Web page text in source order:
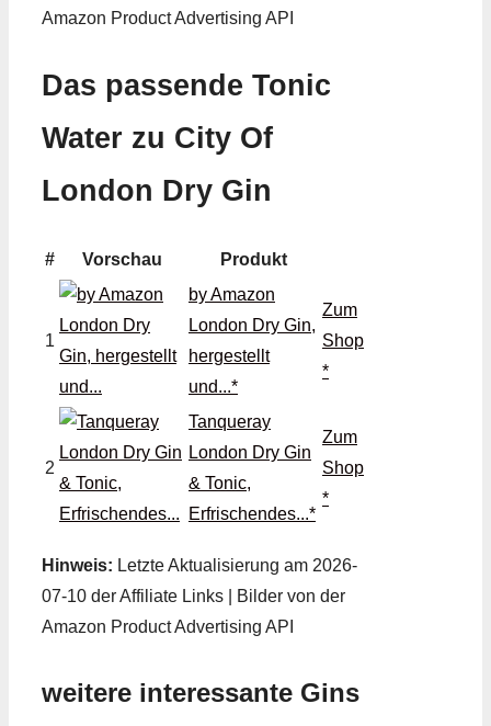
Amazon Product Advertising API
Das passende Tonic
Water zu City Of
London Dry Gin
# Vorschau Produkt
1
by Amazon
London Dry Gin,
hergestellt
und...*
Zum
Shop
*
2
Tanqueray
London Dry Gin
& Tonic,
Erfrischendes...*
Zum
Shop
*
Hinweis: Letzte Aktualisierung am 2026-
07-10 der Affiliate Links | Bilder von der
Amazon Product Advertising API
weitere interessante Gins